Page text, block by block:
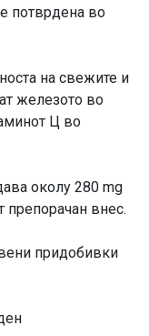
потврдена во
на свежите и
железото во
Ц во
околу 280 mg
препорачан внес.
придобивки